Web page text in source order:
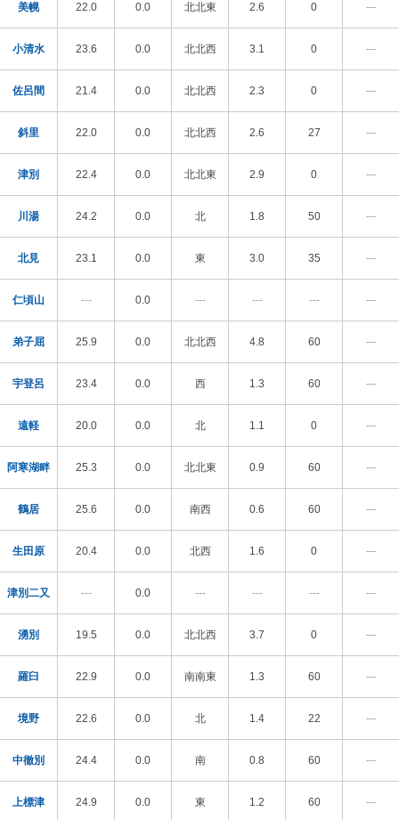
美幌 22.0 0.0 北北東 2.6 0 ---
小清水 23.6 0.0 北北西 3.1 0 ---
佐呂間 21.4 0.0 北北西 2.3 0 ---
斜里 22.0 0.0 北北西 2.6 27 ---
津別 22.4 0.0 北北東 2.9 0 ---
川湯 24.2 0.0 北 1.8 50 ---
北見 23.1 0.0 東 3.0 35 ---
仁頃山 --- 0.0 --- --- --- ---
弟子屈 25.9 0.0 北北西 4.8 60 ---
宇登呂 23.4 0.0 西 1.3 60 ---
遠軽 20.0 0.0 北 1.1 0 ---
阿寒湖畔 25.3 0.0 北北東 0.9 60 ---
鶴居 25.6 0.0 南西 0.6 60 ---
生田原 20.4 0.0 北西 1.6 0 ---
津別二又 --- 0.0 --- --- --- ---
湧別 19.5 0.0 北北西 3.7 0 ---
羅臼 22.9 0.0 南南東 1.3 60 ---
境野 22.6 0.0 北 1.4 22 ---
中徹別 24.4 0.0 南 0.8 60 ---
上標津 24.9 0.0 東 1.2 60 ---